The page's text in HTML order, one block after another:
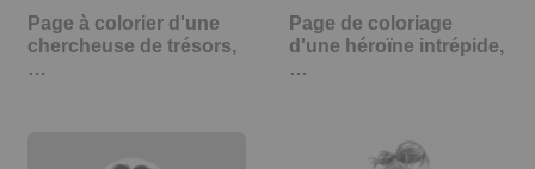
Page à colorier d'une
chercheuse de trésors,
…
Page de coloriage
d'une héroïne intrépide,
…